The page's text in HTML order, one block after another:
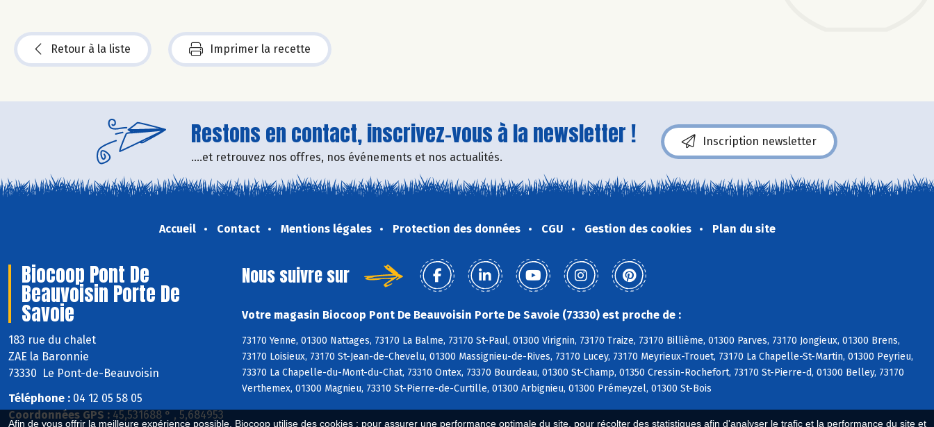
Afin de vous offrir la meilleure expérience possible, Biocoop utilise des cookies : pour assurer une performance optimale du site, pour récolter des statistiques afin d'analyser le trafic et la performance du site et
Retour à la liste Imprimer la recette
Restons en contact, inscrivez-vous à la newsletter !
....et retrouvez nos offres, nos événements et nos actualités.
Inscription newsletter
Accueil Contact Mentions légales Protection des données CGU Gestion des cookies Plan du site
Biocoop Pont De
Beauvoisin Porte De
Savoie
183 rue du chalet
ZAE la Baronnie
73330 Le Pont-de-Beauvoisin
Téléphone : 04 12 05 58 05
Coordonnées GPS : 45,531688 ° , 5,684953
Nous suivre sur
Votre magasin Biocoop Pont De Beauvoisin Porte De Savoie (73330) est proche de :
73170 Yenne, 01300 Nattages, 73170 La Balme, 73170 St-Paul, 01300 Virignin, 73170 Traize, 73170 Billième, 01300 Parves, 73170 Jongieux, 01300 Brens,
73170 Loisieux, 73170 St-Jean-de-Chevelu, 01300 Massignieu-de-Rives, 73170 Lucey, 73170 Meyrieux-Trouet, 73170 La Chapelle-St-Martin, 01300 Peyrieu,
73370 La Chapelle-du-Mont-du-Chat, 73310 Ontex, 73370 Bourdeau, 01300 St-Champ, 01350 Cressin-Rochefort, 73170 St-Pierre-d, 01300 Belley, 73170
Verthemex, 01300 Magnieu, 73310 St-Pierre-de-Curtille, 01300 Arbignieu, 01300 Prémeyzel, 01300 St-Bois